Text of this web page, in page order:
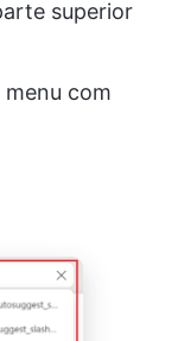
superior
menu com